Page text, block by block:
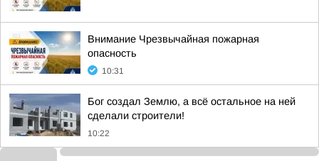
Внимание Чрезвычайная пожарная
опасность
10:31
Бог создал Землю, а всё остальное на ней
сделали строители!
10:22